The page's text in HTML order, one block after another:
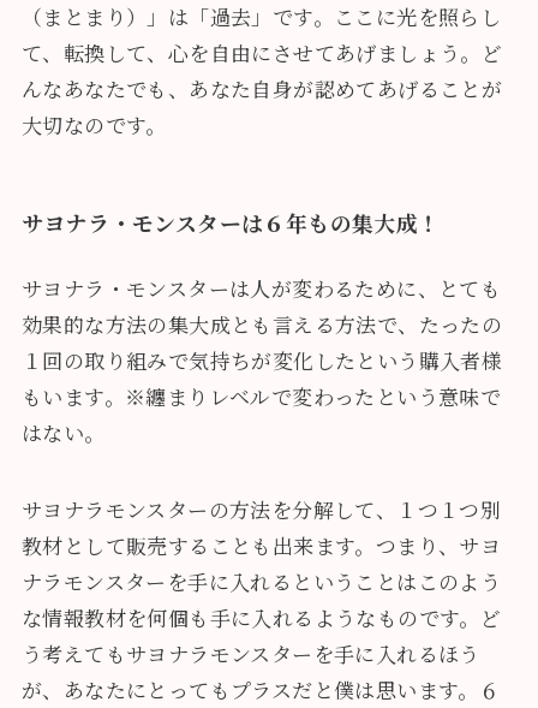
（まとまり）」は「過去」です。ここに光を照らし
て、転換して、心を自由にさせてあげましょう。ど
んなあなたでも、あなた自身が認めてあげることが
大切なのです。
サヨナラ・モンスターは６年もの集大成！
サヨナラ・モンスターは人が変わるために、とても
効果的な方法の集大成とも言える方法で、たったの
１回の取り組みで気持ちが変化したという購入者様
もいます。※纏まりレベルで変わったという意味で
はない。
サヨナラモンスターの方法を分解して、１つ１つ別
教材として販売することも出来ます。つまり、サヨ
ナラモンスターを手に入れるということはこのよう
な情報教材を何個も手に入れるようなものです。ど
う考えてもサヨナラモンスターを手に入れるほう
が、あなたにとってもプラスだと僕は思います。６